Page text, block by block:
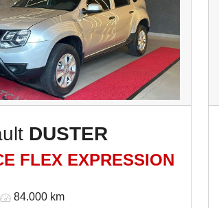
DUSTER
FLEX EXPRESSION
84.000 km